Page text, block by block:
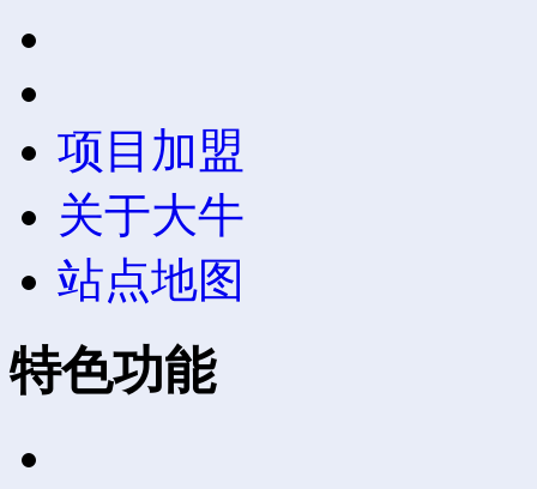
项目加盟
关于大牛
站点地图
特色功能